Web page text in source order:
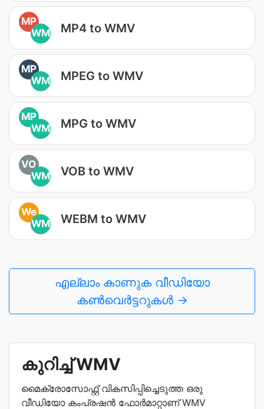
MP
WM
MP4 to WMV
MP
WM
MPEG to WMV
MP
WM
MPG to WMV
VO
WM
VOB to WMV
We
WM
WEBM to WMV
എല്ലാം കാണുക വീഡിയോ
കൺവെർട്ടറുകൾ →
കുറിച്ച് WMV
മൈക്രോസോഫ്റ്റ് വികസിപ്പിച്ചെടുത്ത ഒരു
വീഡിയോ കംപ്രഷൻ ഫോർമാറ്റാണ് WMV